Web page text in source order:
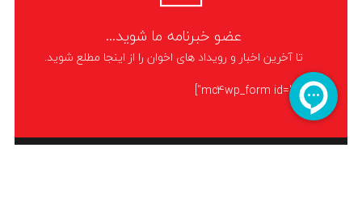
عضو خبرنامه ما شوید...
تا آخرین اخبار و رویداد های اخوان را از اینجا مطلع شوید.
[mc4wp_form id="5480"]